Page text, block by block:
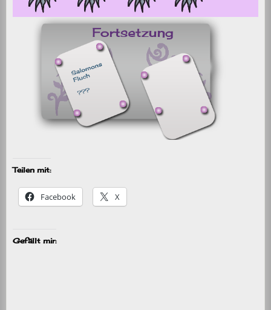
Teilen mit:
Facebook X
Gefällt mir: